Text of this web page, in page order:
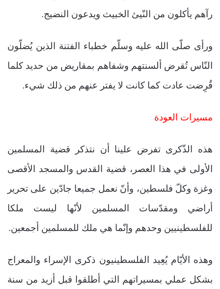
رآهم يأكلون من النّيئ الخبيث ويدعون النضيج.
ورأى صلّى الله عليه وسلّم خطباء الفتنة الذين يُضلّون
النّاس تُقرض ألسنتهم وشفاهم بمقاريض من حديد كلما
قُرِضت عادت كما كانت لا يفتر عنهم من ذلك شيء.
مسيرات العودة
هذه الذّكرى تفرض علينا أن نتذكر قضية المسلمين
الأولى في هذا العصر، قضية القدس والمسجد الأقصى
وغزة وكلّ فلسطين، وأنّ نعمل جميعا جادّين على تحرير
أراضي ومقدّسات المسلمين لأنّها ليست ملكا
للفلسطينيين وحدهم وإنّما هي ملك للمسلمين أجمعين.
وهذه الأيّام يُعِيد الفلسطينيون ذكرى الإسراء والمعراج
بشكل عملي بمسيراتهم التي أطلقوا قبل أزيد من سنة